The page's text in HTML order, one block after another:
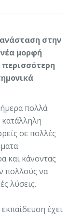
στην
μορφή
πολλά
σε πολλές
και κάνοντας
πολλούς να
λύσεις.
έχει